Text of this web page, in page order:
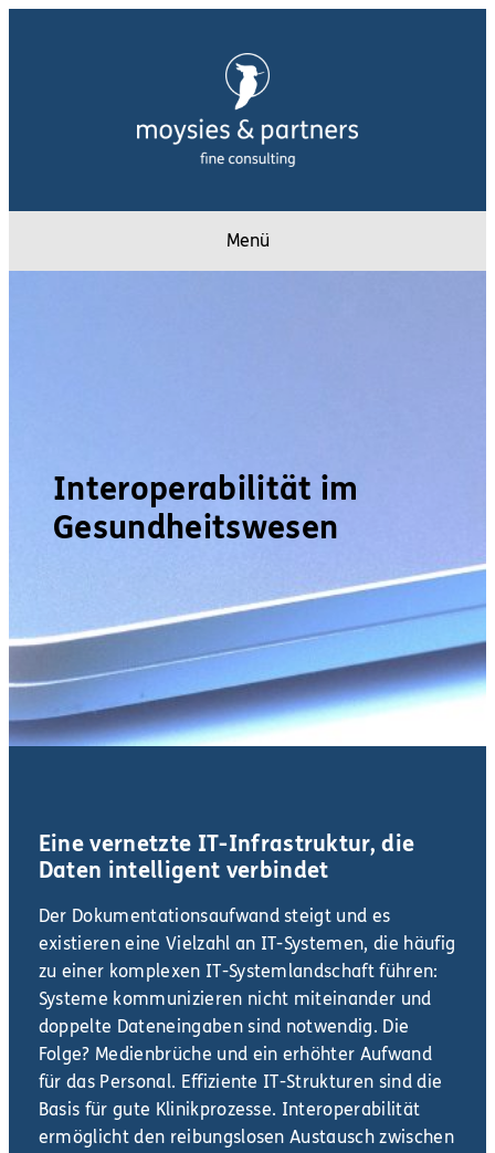
Menü
Interoperabilität im
Gesundheitswesen
Eine vernetzte IT-Infrastruktur, die
Daten intelligent verbindet
Der Dokumentationsaufwand steigt und es
existieren eine Vielzahl an IT-Systemen, die häufig
zu einer komplexen IT-Systemlandschaft führen:
Systeme kommunizieren nicht miteinander und
doppelte Dateneingaben sind notwendig. Die
Folge? Medienbrüche und ein erhöhter Aufwand
für das Personal. Effiziente IT-Strukturen sind die
Basis für gute Klinikprozesse. Interoperabilität
ermöglicht den reibungslosen Austausch zwischen